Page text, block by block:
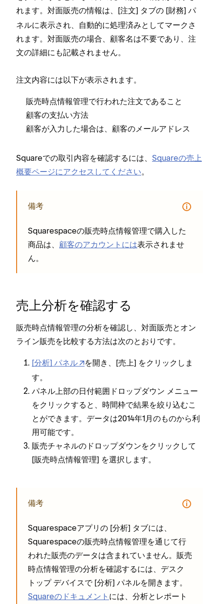
れます⁠。対面販売の情報は⁠、[⁠注文⁠] タブの [⁠財務⁠] パ
ネルに表示され⁠、自動的に処理済みとしてマ⁠ークさ
れます⁠。対面販売の場合⁠、顧客名は不要であり⁠、注
文の詳細にも記載されません⁠。
注文内容には以下が表示されます⁠。
販売時点情報管理で行われた注文であること
顧客の支払い方法
顧客が入力した場合は⁠、顧客のメ⁠ールアドレス
Squareでの取引内容を確認するには⁠、 Squareの売上
概要ペ⁠ージにアクセスしてください⁠。
備考
Squarespaceの販売時点情報管理で購入した
商品は⁠、 顧客のアカウントには表示されませ
ん⁠。
売上分析を確認する
販売時点情報管理の分析を確認し⁠、対面販売とオン
ライン販売を比較する方法は次のとおりです⁠。
[⁠分析⁠] パネル を開き⁠、[⁠売上⁠] をクリ⁠ックしま
す⁠。
パネル上部の日付範囲ドロ⁠ップダウン メニ⁠ュ⁠ー
をクリ⁠ックすると⁠、時間枠で結果を絞り込むこ
とができます⁠。デ⁠ータは2014年1月のものから利
用可能です⁠。
販売チ⁠ャネルのドロ⁠ップダウンをクリ⁠ックして
[⁠販売時点情報管理⁠] を選択します⁠。
備考
Squarespaceアプリの [⁠分析⁠] タブには⁠、
Squarespaceの販売時点情報管理を通じて行
われた販売のデ⁠ータは含まれていません⁠。販売
時点情報管理の分析を確認するには⁠、デスク
ト⁠ップ デバイスで [⁠分析⁠] パネルを開きます⁠。
Squareのドキ⁠ュメント には⁠、分析とレポ⁠ート